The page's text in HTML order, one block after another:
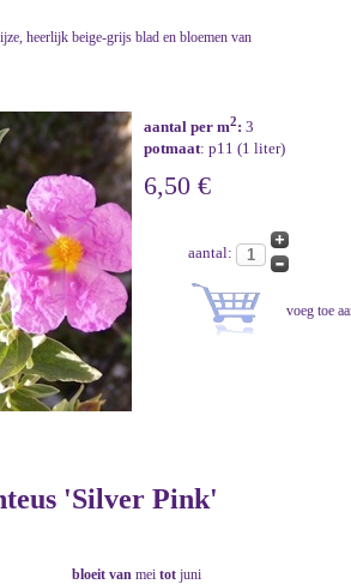
heerlijk beige-grijs blad en bloemen van
aantal per m2: 3
potmaat: p11 (1 liter)
6,50 €
aantal:
'Silver Pink'
bloeit van mei tot juni